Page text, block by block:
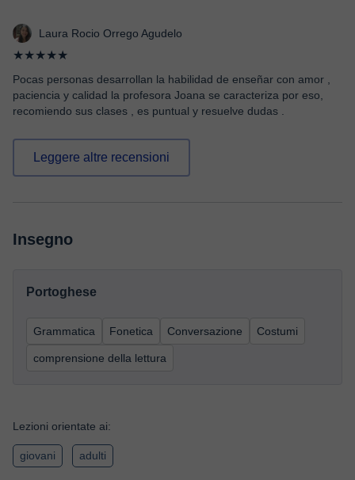
Laura Rocio Orrego Agudelo
★★★★★
Pocas personas desarrollan la habilidad de enseñar con amor ,
paciencia y calidad la profesora Joana se caracteriza por eso,
recomiendo sus clases , es puntual y resuelve dudas .
Leggere altre recensioni
Insegno
Portoghese
Grammatica Fonetica Conversazione Costumi
comprensione della lettura
Lezioni orientate ai:
giovani adulti